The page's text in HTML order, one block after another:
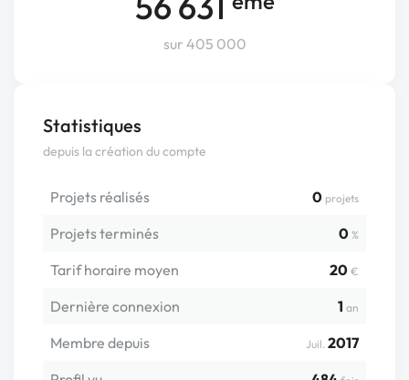
sur 405 000
Statistiques
depuis la création du compte
Projets réalisés 0 projets
Projets terminés 0 %
Tarif horaire moyen 20 €
Dernière connexion 1 an
Membre depuis Juil. 2017